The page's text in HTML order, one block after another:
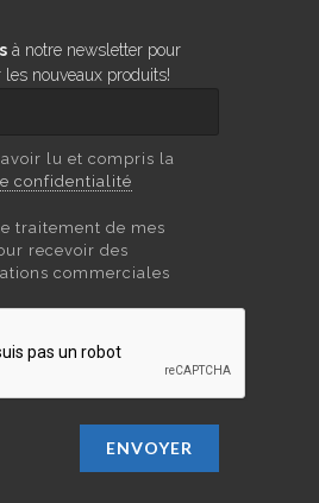
à notre newsletter pour
les nouveaux produits!
avoir lu et compris la
confidentialité
traitement de mes
recevoir des
commerciales
ENVOYER